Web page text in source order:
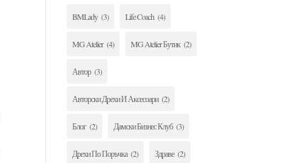
BMLady (3) Life Coach (4)
MG Atelier (4) MG Atelier Бутик (2)
Автор (3)
Авторски Дрехи И Аксесоари (2)
Блог (2) Дамски Бизнес Клуб (3)
Дрехи По Поръчка (2) Здраве (2)